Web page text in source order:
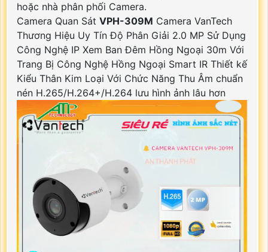
hoặc nhà phân phối Camera.
Camera Quan Sát VPH-309M Camera VanTech
Thương Hiệu Uy Tín Độ Phân Giải 2.0 MP Sử Dụng
Công Nghệ IP Xem Ban Đêm Hồng Ngoại 30m Với
Trang Bị Công Nghệ Hồng Ngoại Smart IR Thiết kế
Kiểu Thân Kim Loại Với Chức Năng Thu Âm chuẩn
nén H.265/H.264+/H.264 lưu hình ảnh lâu hơn